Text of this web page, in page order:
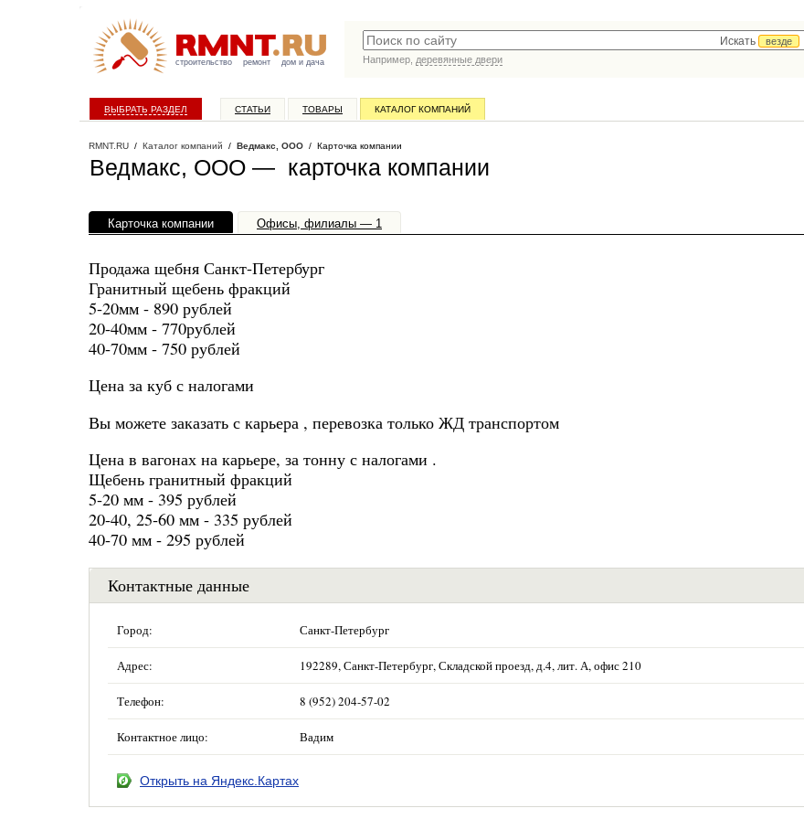
строительство ремонт дом и дача
Искать
везде
Например, деревянные двери
ВЫБРАТЬ РАЗДЕЛ СТАТЬИ ТОВАРЫ КАТАЛОГ КОМПАНИЙ
RMNT.RU / Каталог компаний / Ведмакс, ООО / Карточка компании
Ведмакс, ООО — карточка компании
Карточка компании Офисы, филиалы — 1
Продажа щебня Санкт-Петербург
Гранитный щебень фракций
5-20мм - 890 рублей
20-40мм - 770рублей
40-70мм - 750 рублей
Цена за куб с налогами
Вы можете заказать с карьера , перевозка только ЖД транспортом
Цена в вагонах на карьере, за тонну с налогами .
Щебень гранитный фракций
5-20 мм - 395 рублей
20-40, 25-60 мм - 335 рублей
40-70 мм - 295 рублей
Контактные данные
Город: Санкт-Петербург
Адрес: 192289, Санкт-Петербург, Складской проезд, д.4, лит. А, офис 210
Телефон: 8 (952) 204-57-02
Контактное лицо: Вадим
Открыть на Яндекс.Картах